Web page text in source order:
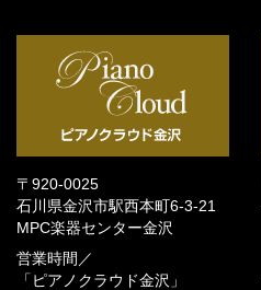
〒920-0025
石川県金沢市駅西本町6-3-21
MPC楽器センター金沢
営業時間／
「ピアノクラウド金沢」